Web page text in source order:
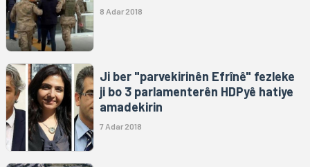
8 Adar 2018
Ji ber "parvekirinên Efrînê" fezleke
ji bo 3 parlamenterên HDPyê hatiye
amadekirin
7 Adar 2018